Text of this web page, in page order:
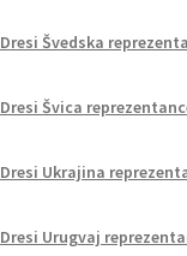
Dresi Švedska
Dresi Švica
Dresi Ukrajina
Dresi Urugvaj